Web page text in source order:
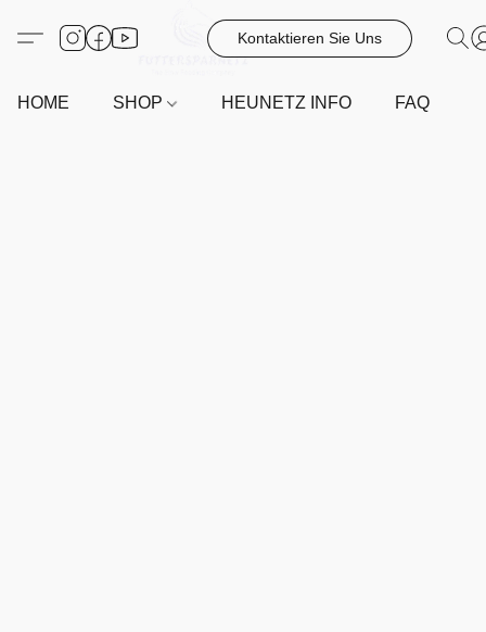
Kontaktieren Sie Uns
HOME SHOP HEUNETZ INFO FAQ